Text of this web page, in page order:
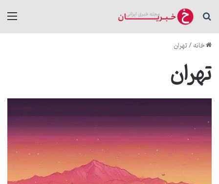
جستجو برای
خانه/تهران
تهران